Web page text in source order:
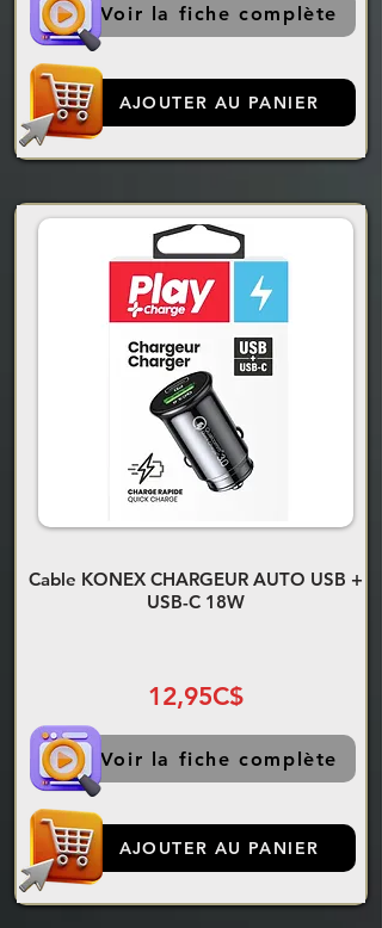
Voir la fiche complète
AJOUTER AU PANIER
Cable KONEX CHARGEUR AUTO USB +
USB-C 18W
12,95C$
Voir la fiche complète
AJOUTER AU PANIER